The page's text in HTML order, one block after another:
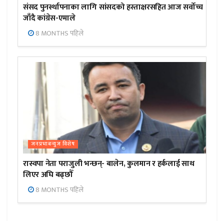
संसद पुनर्स्थापनाका लागि सांसदको हस्ताक्षरसहित आज सर्वोच्च
जाँदै कांग्रेस-एमाले
8 MONTHS पहिले
जनप्रभाबन्युज विशेष
रास्वपा नेता पराजुली भन्छन्- बालेन, कुलमान र हर्कलाई साथ
लिएर अघि बढ्छौँ
8 MONTHS पहिले